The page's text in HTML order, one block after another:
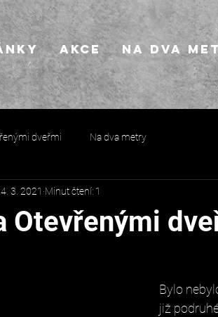
AKCE Na dva
dveřmi Na dva metry
Otevřenými
3. 2021 Minut čtení: 1
Bylo
již